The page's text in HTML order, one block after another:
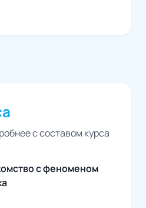
с составом курса
с феноменом